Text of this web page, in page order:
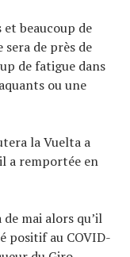
et beaucoup de
sera de près de
de fatigue dans
ou une
la Vuelta a
a remportée en
mai alors qu’il
positif au COVID-